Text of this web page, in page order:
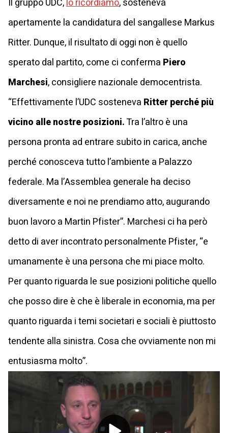
apertamente la candidatura del sangallese Markus
Ritter. Dunque, il risultato di oggi non è quello
sperato dal partito, come ci conferma Piero
Marchesi, consigliere nazionale democentrista.
“Effettivamente l’UDC sosteneva Ritter perché più
vicino alle nostre posizioni.Tra l’altro è una
persona pronta ad entrare subito in carica, anche
perché conosceva tutto l’ambiente a Palazzo
federale. Ma l’Assemblea generale ha deciso
diversamente e noi ne prendiamo atto, augurando
buon lavoro a Martin Pfister”. Marchesi ci ha però
detto di aver incontrato personalmente Pfister, “e
umanamente è una persona che mi piace molto.
Per quanto riguarda le sue posizioni politiche quello
che posso dire è che è liberale in economia, ma per
quanto riguarda i temi societari e sociali è piuttosto
tendente alla sinistra. Cosa che ovviamente non mi
entusiasma molto”.